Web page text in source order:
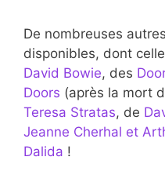
De nombreuses
disponibles, dont
David Bowie, des
Doors (après la mort
Teresa Stratas, de
Jeanne Cherhal et
Dalida !